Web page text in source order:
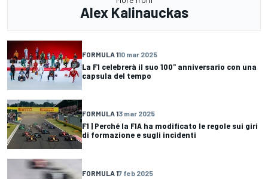
Alex Kalinauckas
FORMULA 110 mar 2025
La F1 celebrerà il suo 100° anniversario con una
capsula del tempo
FORMULA 13 mar 2025
F1 | Perché la FIA ha modificato le regole sui giri
di formazione e sugli incidenti
FORMULA 17 feb 2025